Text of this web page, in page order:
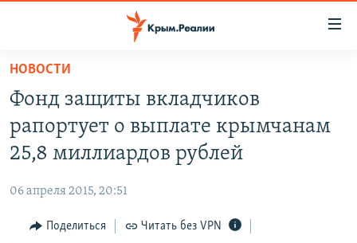
Вернуться
основному
содержанию
Вернутся
главной
навигации
Вернутся
СПЕЦПРОЕКТЫ
11 ЛЕТ ОККУПАЦИИ КРЫМА. 11 ИСТОРИЙ СОПРОТИВЛЕНИЯ
ВОДА
ЕЩЕ
ИНТЕРАКТИВ
РАДІО СВОБОДА
НОВОСТИ
Фонд защиты вкладчиков
рапортует о выплате крымчанам
25,8 миллиардов рублей
06 апреля 2015, 20:51
Поделиться Читать без VPN